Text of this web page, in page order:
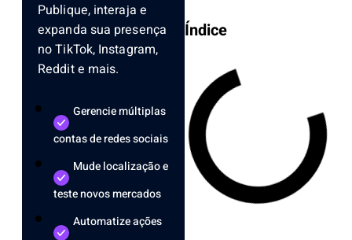
Publique, interaja e
expanda sua presença
no TikTok, Instagram,
Reddit e mais.
Gerencie múltiplas
contas de redes sociais
Mude localização e
teste novos mercados
Automatize ações
Índice